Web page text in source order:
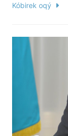
Kóbirek oqý